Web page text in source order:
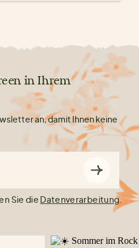
in Ihrem
an, damit Ihnen keine
Sie die Datenverarbeitung.